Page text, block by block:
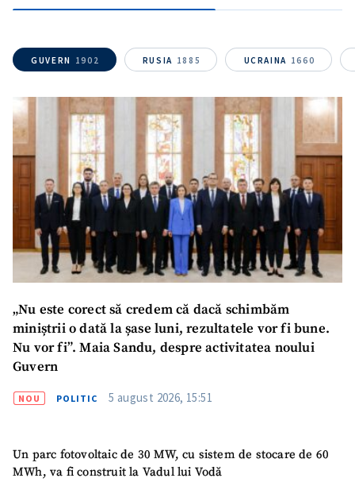
GUVERN 1902 RUSIA 1885 UCRAINA 1660
„Nu este corect să credem că dacă schimbăm
miniștrii o dată la șase luni, rezultatele vor fi bune.
Nu vor fi”. Maia Sandu, despre activitatea noului
Guvern
NOU POLITIC 5 august 2026, 15:51
Un parc fotovoltaic de 30 MW, cu sistem de stocare de 60
MWh, va fi construit la Vadul lui Vodă
Titlu știre+ Adaugă titlu
Fotografie
+ Încarcă imagine
Link media+ Link media
Mesajul știrei
CONTACT SURSĂ
Nume+ Numele meu
Am citit și sunt de